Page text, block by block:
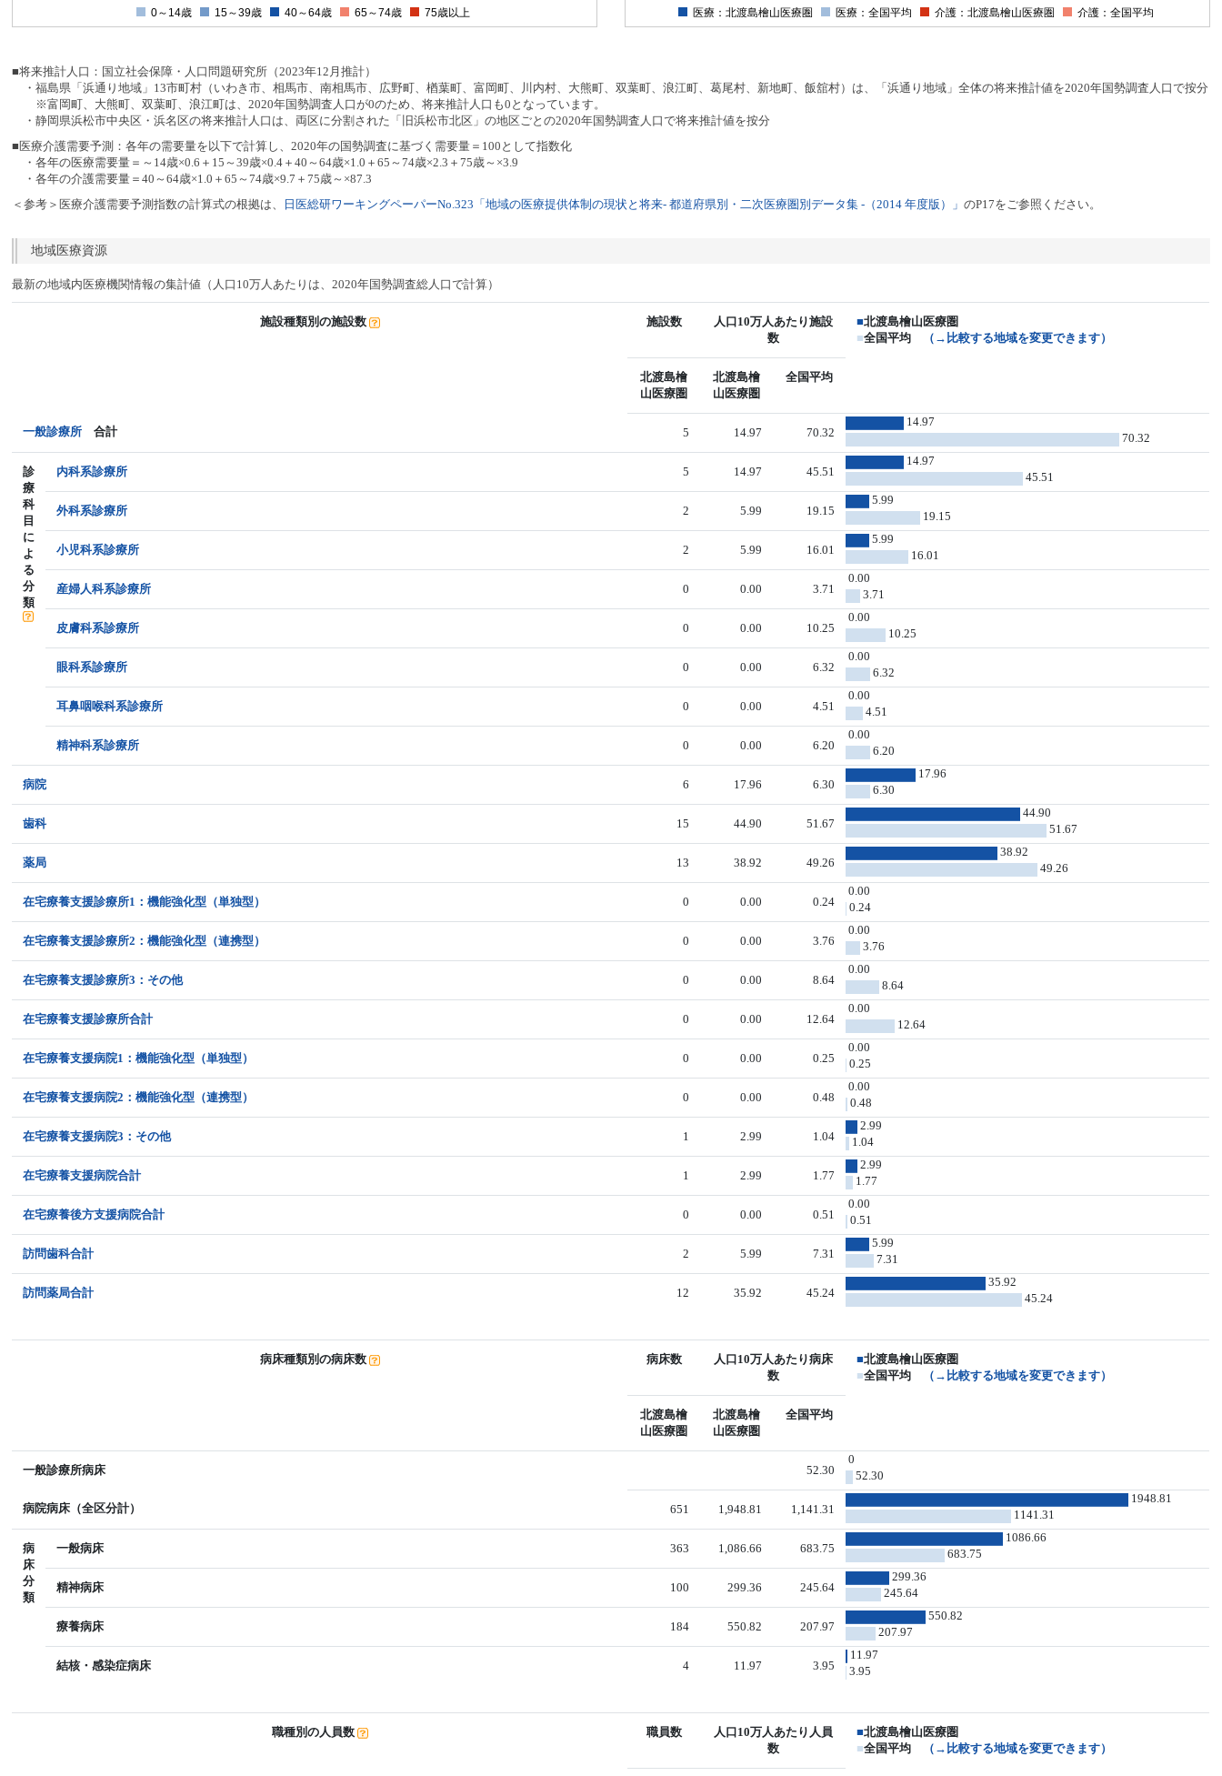
0～14歳 15～39歳 40～64歳 65～74歳 75歳以上 医療：北渡島檜山医療圏 医療：全国平均 介護：北渡島檜山医療圏 介護：全国平均
■将来推計人口：国立社会保障・人口問題研究所（2023年12月推計）
・福島県「浜通り地域」13市町村（いわき市、相馬市、南相馬市、広野町、楢葉町、富岡町、川内村、大熊町、双葉町、浪江町、葛尾村、新地町、飯舘村）は、「浜通り地域」全体の将来推計値を2020年国勢調査人口で按分
※富岡町、大熊町、双葉町、浪江町は、2020年国勢調査人口が0のため、将来推計人口も0となっています。
・静岡県浜松市中央区・浜名区の将来推計人口は、両区に分割された「旧浜松市北区」の地区ごとの2020年国勢調査人口で将来推計値を按分
■医療介護需要予測：各年の需要量を以下で計算し、2020年の国勢調査に基づく需要量＝100として指数化
・各年の医療需要量＝～14歳×0.6＋15～39歳×0.4＋40～64歳×1.0＋65～74歳×2.3＋75歳～×3.9
・各年の介護需要量＝40～64歳×1.0＋65～74歳×9.7＋75歳～×87.3
＜参考＞医療介護需要予測指数の計算式の根拠は、
日医総研ワーキングペーパーNo.323「地域の医療提供体制の現状と将来- 都道府県別・二次医療圏別データ集 -（2014 年度版）」のP17をご参照ください。
地域医療資源
最新の地域内医療機関情報の集計値（人口10万人あたりは、2020年国勢調査総人口で計算）
施設種類別の施設数 施設数
人口10万人あたり施設
数
■北渡島檜山医療圏
■全国平均 （→比較する地域を変更できます）
北渡島檜
山医療圏
北渡島檜
山医療圏
全国平均
一般診療所 合計 5 14.97 70.32
14.97
70.32
診
療
科
目
に
よ
る
分
類
内科系診療所 5 14.97 45.51
14.97
45.51
外科系診療所 2 5.99 19.15
5.99
19.15
小児科系診療所 2 5.99 16.01
5.99
16.01
産婦人科系診療所 0 0.00 3.71
0.00
3.71
皮膚科系診療所 0 0.00 10.25
0.00
10.25
眼科系診療所 0 0.00 6.32
0.00
6.32
耳鼻咽喉科系診療所 0 0.00 4.51
0.00
4.51
精神科系診療所 0 0.00 6.20
0.00
6.20
病院 6 17.96 6.30
17.96
6.30
歯科 15 44.90 51.67
44.90
51.67
薬局 13 38.92 49.26
38.92
49.26
在宅療養支援診療所1：機能強化型（単独型） 0 0.00 0.24
0.00
0.24
在宅療養支援診療所2：機能強化型（連携型） 0 0.00 3.76
0.00
3.76
在宅療養支援診療所3：その他 0 0.00 8.64
0.00
8.64
在宅療養支援診療所合計 0 0.00 12.64
0.00
12.64
在宅療養支援病院1：機能強化型（単独型） 0 0.00 0.25
0.00
0.25
在宅療養支援病院2：機能強化型（連携型） 0 0.00 0.48
0.00
0.48
在宅療養支援病院3：その他 1 2.99 1.04
2.99
1.04
在宅療養支援病院合計 1 2.99 1.77
2.99
1.77
在宅療養後方支援病院合計 0 0.00 0.51
0.00
0.51
訪問歯科合計 2 5.99 7.31
5.99
7.31
訪問薬局合計 12 35.92 45.24
35.92
45.24
病床種類別の病床数 病床数
人口10万人あたり病床
数
■北渡島檜山医療圏
■全国平均 （→比較する地域を変更できます）
北渡島檜
山医療圏
北渡島檜
山医療圏
全国平均
一般診療所病床 52.30
0
52.30
病院病床（全区分計） 651 1,948.81 1,141.31
1948.81
1141.31
病
床
分
類
一般病床 363 1,086.66 683.75
1086.66
683.75
精神病床 100 299.36 245.64
299.36
245.64
療養病床 184 550.82 207.97
550.82
207.97
結核・感染症病床 4 11.97 3.95
11.97
3.95
職種別の人員数 職員数
人口10万人あたり人員
数
■北渡島檜山医療圏
■全国平均 （→比較する地域を変更できます）